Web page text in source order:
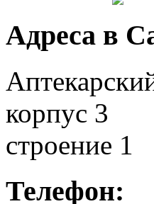
Адреса в
корпус 3
строение 1
Телефон: